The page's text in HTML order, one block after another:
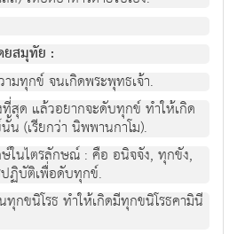
ยสมุทัย :
มทุกข์ จนเกิดพระพุทธเจ้า.
สุด แล้วอยากจะดับทุกข์ ทำให้เกิด
(เรียกว่า นิพพานกาโม).
ในไตรลักษณ์ : คือ อนิจจัง, ทุกขัง,
ฏิบัติเพื่อดับทุกข์.
ทุกขนิโรธ ทำให้เกิดมีทุกขนิโรธคามินี